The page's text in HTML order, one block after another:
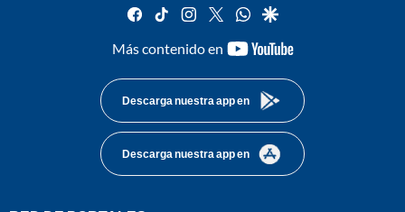
facebook
tiktok instagram
twitterwhatsapp
google
Más contenido en
youtube-
Descarga nuestra app en
Descarga nuestra app en